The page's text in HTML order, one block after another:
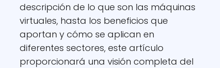
descripción de lo que son las máquinas
virtuales, hasta los beneficios que
aportan y cómo se aplican en
diferentes sectores, este artículo
proporcionará una visión completa del